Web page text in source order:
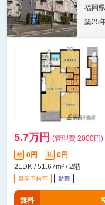
福岡
築25
5.7万円 (管理費 2000円)
敷 0円 礼
0円
2LDK / 51.67m² / 2階
無料